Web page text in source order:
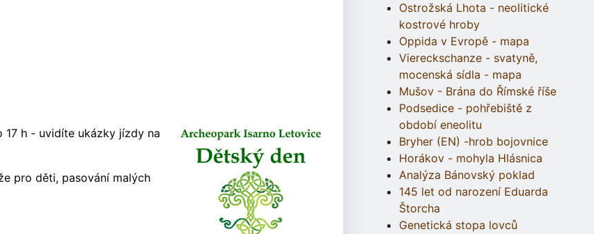
17 h - uvidíte ukázky jízdy na
pro děti, pasování malých
Ostrožská Lhota - neolitické
kostrové hroby
Oppida v Evropě - mapa
Viereckschanze - svatyně,
mocenská sídla - mapa
Mušov - Brána do Římské říše
Podsedice - pohřebiště z
období eneolitu
Bryher (EN) -hrob bojovnice
Horákov - mohyla Hlásnica
Analýza Bánovský poklad
145 let od narození Eduarda
Štorcha
Genetická stopa lovců